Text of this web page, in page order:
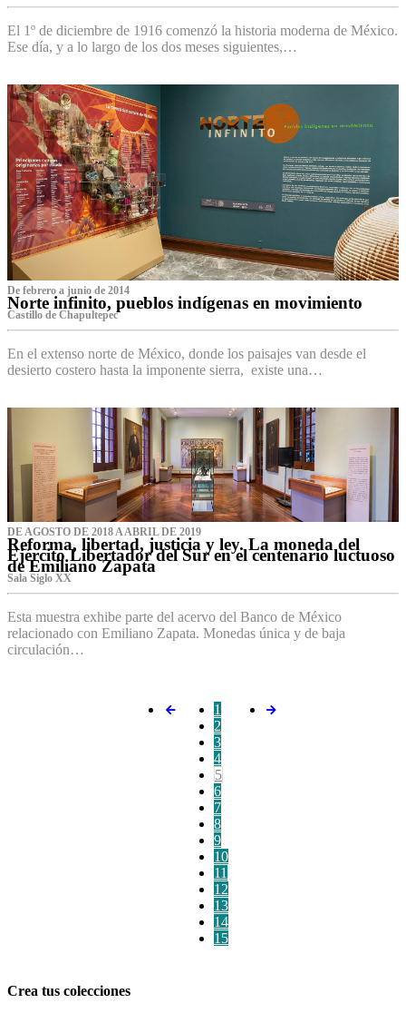
El 1º de diciembre de 1916 comenzó la historia moderna de México.
Ese día, y a lo largo de los dos meses siguientes,…
De febrero a junio de 2014
Norte infinito, pueblos indígenas en movimiento
Castillo de Chapultepec
En el extenso norte de México, donde los paisajes van desde el
desierto costero hasta la imponente sierra, existe una…
DE AGOSTO DE 2018 A ABRIL DE 2019
Reforma, libertad, justicia y ley. La moneda del
Ejército Libertador del Sur en el centenario luctuoso
de Emiliano Zapata
Sala Siglo XX
Esta muestra exhibe parte del acervo del Banco de México
relacionado con Emiliano Zapata. Monedas única y de baja
circulación…
1
2
3
4
5
6
7
8
9
10
11
12
13
14
15
Crea tus colecciones